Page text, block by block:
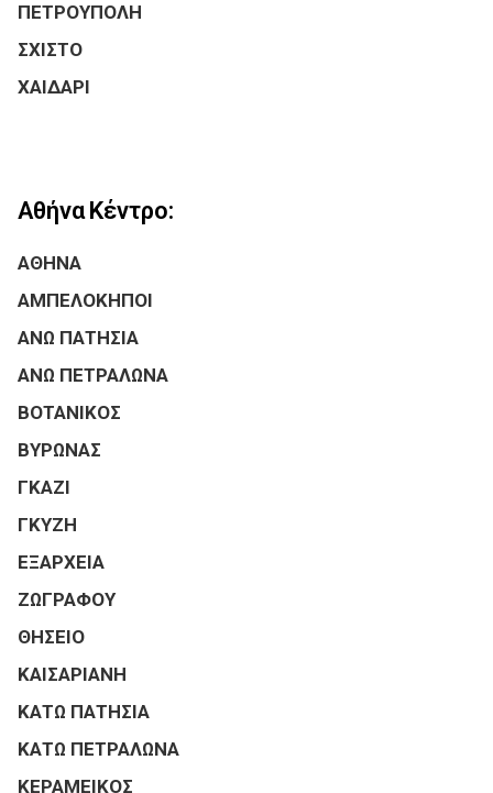
ΠΕΤΡΟΥΠΟΛΗ
ΣΧΙΣΤΟ
ΧΑΙΔΑΡΙ
Αθήνα Κέντρο:
ΑΘΗΝΑ
ΑΜΠΕΛΟΚΗΠΟΙ
ΑΝΩ ΠΑΤΗΣΙΑ
ΑΝΩ ΠΕΤΡΑΛΩΝΑ
ΒΟΤΑΝΙΚΟΣ
ΒΥΡΩΝΑΣ
ΓΚΑΖΙ
ΓΚΥΖΗ
ΕΞΑΡΧΕΙΑ
ΖΩΓΡΑΦΟΥ
ΘΗΣΕΙΟ
ΚΑΙΣΑΡΙΑΝΗ
ΚΑΤΩ ΠΑΤΗΣΙΑ
ΚΑΤΩ ΠΕΤΡΑΛΩΝΑ
ΚΕΡΑΜΕΙΚΟΣ